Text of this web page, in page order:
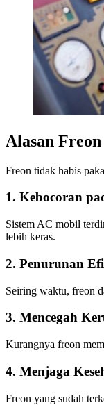
Alasan
Freon tidak habis
1. Kebocoran
Sistem AC mobil
lebih keras.
2. Penurunan
Seiring waktu, freon
3. Mencegah
Kurangnya freon
4. Menjaga
Freon yang sudah